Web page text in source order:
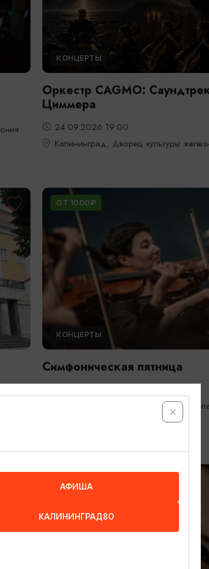
КОНЦЕРТЫ
Оркестр CAGMO:
Циммера
24.09.2026 19:00
Калининград, Дворец культуры
ОТ 1000₽
КОНЦЕРТЫ
Симфоническая пятница
Калининград, Собор на острове
АФИША
КАЛИНИНГРАД80